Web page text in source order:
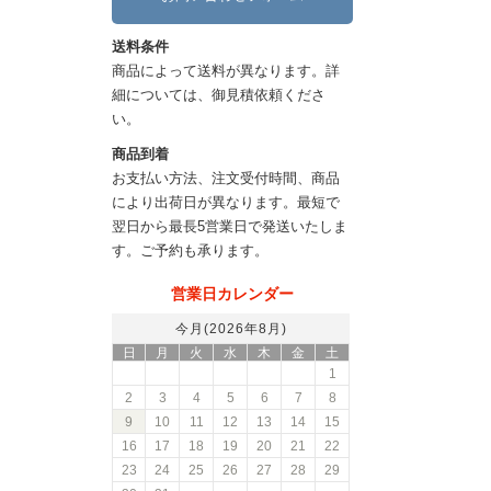
送料条件
商品によって送料が異なります。詳
細については、御見積依頼くださ
い。
商品到着
お支払い方法、注文受付時間、商品
により出荷日が異なります。最短で
翌日から最長5営業日で発送いたしま
す。ご予約も承ります。
営業日カレンダー
今月(2026年8月)
日
月 火 水 木 金
土
1
2
3 4 5 6 7
8
9
10 11 12 13 14
15
16
17 18 19 20 21
22
23
24 25 26 27 28
29